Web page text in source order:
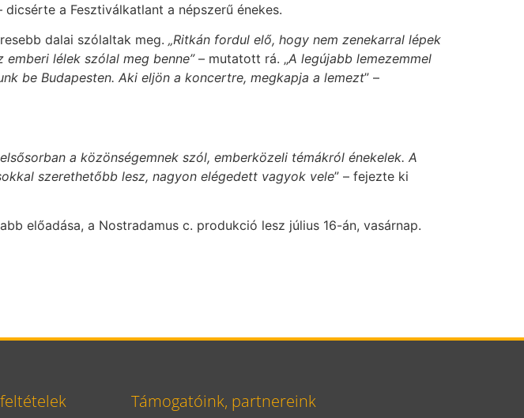
dicsérte a Fesztiválkatlant a népszerű énekes.
dalai szólaltak meg. „Ritkán fordul elő, hogy nem zenekarral lépek
lélek szólal meg benne”– mutatott rá. „A legújabb lemezemmel
be Budapesten. Aki eljön a koncertre, megkapja a lemezt” –
a közönségemnek szól, emberközeli témákról énekelek. A
szerethetőbb lesz, nagyon elégedett vagyok vele” – fejezte ki
előadása, a Nostradamus c. produkció lesz július 16-án, vasárnap.
Támogatóink, partnereink